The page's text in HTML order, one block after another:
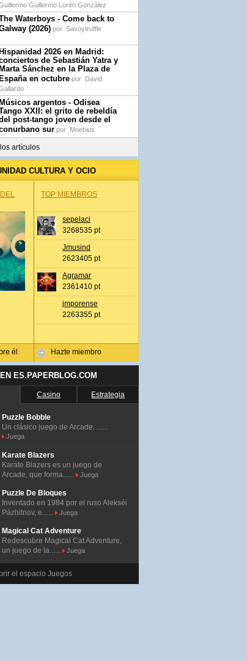
Guillermo Lorén González
Waterboys - Come back to
(2026) por Savoytruffle
Hispanidad 2026 en Madrid:
de Sebastián Yatra y
Marta Sánchez en la Plaza de
España en octubre por David
Músicos argentos - Odisea
XXII: el grito de rebeldía
post-tango joven desde el
sur por Moebius
artículos
CULTURA Y OCIO
él
TOP MIEMBROS
sepelaci
3268535 pt
Jmusind
2623405 pt
Agramar
2361410 pt
jmporense
2263355 pt
Hazte miembro
ES.PAPERBLOG.COM
Casino Estrategia
Puzzle Bobble
Un clásico juego de Arcade. ......
Juega
Karate Blazers
Karate Blazers es un juego de
Arcade, que forma......
Juega
Puzzle De Bloques
Inventado en 1984 por el ruso Alekséi
Pázhitnov, e......
Juega
Magical Cat Adventure
Redescubre Magical Cat Adventure,
un juego de la......
Juega
el espacio Juegos